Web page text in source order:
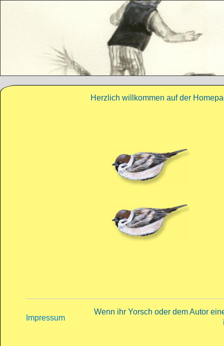
Herzlich willkommen auf der
Impressum
Wenn ihr Yorsch oder dem Autor